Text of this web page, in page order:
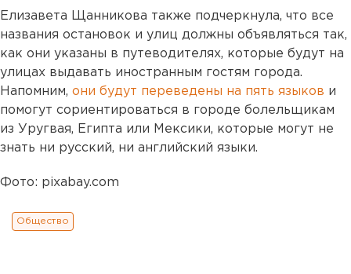
Елизавета Щанникова также подчеркнула, что все
названия остановок и улиц должны объявляться так,
как они указаны в путеводителях, которые будут на
улицах выдавать иностранным гостям города.
Напомним, они будут переведены на пять языков и
помогут сориентироваться в городе болельщикам
из Уругвая, Египта или Мексики, которые могут не
знать ни русский, ни английский языки.
Фото: pixabay.com
Общество